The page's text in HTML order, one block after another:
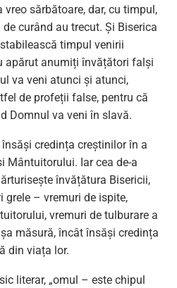
vreo sărbătoare, dar, cu timpul,
curând au trecut. Și Biserica
timpul venirii
apărut anumiți învățători falși
va veni atunci și atunci,
de profeții false, pentru că
Domnul va veni în slavă.
credința creștinilor în a
Mântuitorului. Iar cea de-a
învățătura Bisericii,
grele – vremuri de ispite,
vremuri de tulburare a
măsură, încât însăși credința
din viața lor.
literar, „omul – este chipul